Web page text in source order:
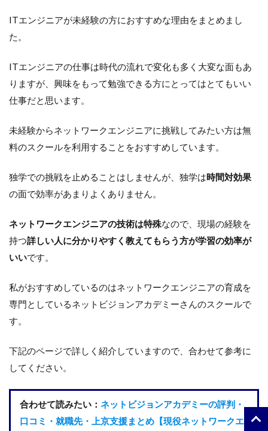
ITエンジニアが未経験の方におすすめな理由をまとめまし
た。
ITエンジニアの仕事は時代の流れで変化も多く大変な面もあ
りますが、興味をもって勉強できる方にとってはとてもいい
仕事だと思います。
未経験からネットワークエンジニアに挑戦してみたい方は無
料のスクールを利用することをおすすめしています。
独学での挑戦を止めることはしませんが、独学は時間対効果
の面で効率があまりよくありません。
ネットワークエンジニアの技術は特殊なので、現場の経験を
持つ詳しい人に分かりやすく教えてもらう方が学習の効率が
いいです。
私がおすすめしているのはネットワークエンジニアの育成を
専門としているネットビジョンアカデミーさんのスクールで
す。
下記のページで詳しく紹介していますので、合わせて参考に
してください。
合わせて読みたい：ネットビジョンアカデミーの評判・
口コミ・就職先・上京支援まとめ【現役ネットワークエ